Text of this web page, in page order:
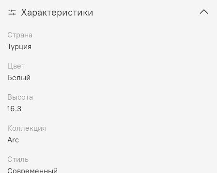
Характеристики
Страна
Турция
Цвет
Белый
Высота
16.3
Коллекция
Arc
Стиль
Современный